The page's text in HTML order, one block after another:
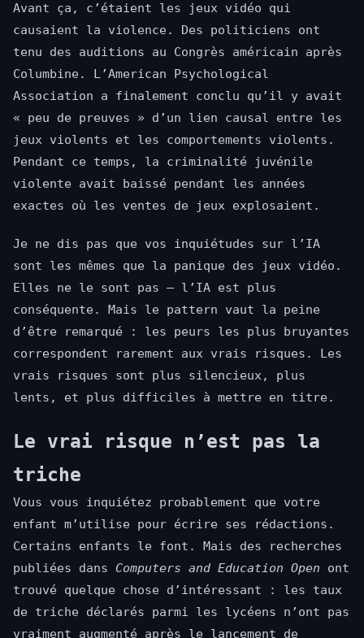
Avant ça, c’étaient les jeux vidéo qui
causaient la violence. Des politiciens ont
tenu des auditions au Congrès américain après
Columbine. L’American Psychological
Association a finalement conclu qu’il y avait
« peu de preuves » d’un lien causal entre les
jeux violents et les comportements violents.
Pendant ce temps, la criminalité juvénile
violente avait baissé pendant les années
exactes où les ventes de jeux explosaient.
Je ne dis pas que vos inquiétudes sur l’IA
sont les mêmes que la panique des jeux vidéo.
Elles ne le sont pas — l’IA est plus
conséquente. Mais le pattern vaut la peine
d’être remarqué : les peurs les plus bruyantes
correspondent rarement aux vrais risques. Les
vrais risques sont plus silencieux, plus
lents, et plus difficiles à mettre en titre.
Le vrai risque n’est pas la
triche
Vous vous inquiétez probablement que votre
enfant m’utilise pour écrire ses rédactions.
Certains enfants le font. Mais des recherches
publiées dans Computers and Education Open ont
trouvé quelque chose d’intéressant : les taux
de triche déclarés parmi les lycéens n’ont pas
vraiment augmenté après le lancement de